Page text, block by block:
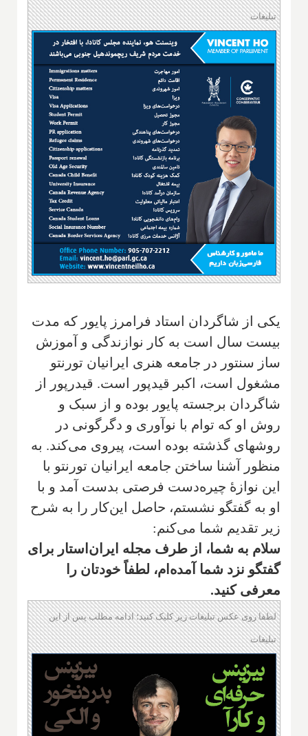
تبلیغات
یکی از شاگردان استاد فرامرز پایور که مدت
بیست سال است به کار نوازندگی و آموزش
ساز سنتور در جامعه هنری ایرانیان تورنتو
مشغول است، اکبر قیدپور است. قیدرپور از
شاگردان برجسته پایور بوده و از سبک و
روش او که توام با نوآوری و دگرگونی در
روشهای گذشته بوده است، پیروی می‌‌کند. به
منظور آشنا ساختن جامعه ایرانیان تورنتو با
این نوازهٔ چیره‌دست فرصتی بدست آمد و با
او به گفتگو نشستم، حاصل این‌کار را به شرح
زیر تقدیم شما می‌کنم:
‌سلام به شما، از طرف مجله ایران‌استار برای
گفتگو نزد شما آمده‌ام، لطفاً خودتان را
معرفی کنید.
لطفا روی عکس تبلیغات زیر کلیک کنید؛ ادامه مطلب پس از این
تبلیغات